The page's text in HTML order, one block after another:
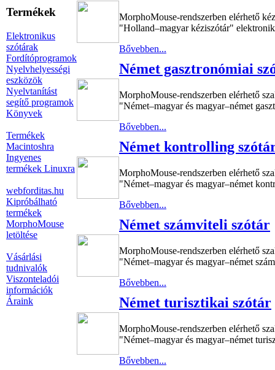
Termékek
Elektronikus
szótárak
Fordítóprogramok
Nyelvhelyességi
eszközök
Nyelvtanítást
segítő programok
Könyvek
Termékek
Macintoshra
Ingyenes
termékek Linuxra
webforditas.hu
Kipróbálható
termékek
MorphoMouse
letöltése
Vásárlási
tudnivalók
Viszonteladói
információk
Áraink
MorphoMouse-rendszerben elérhető
"Holland–magyar kéziszótár"
Bővebben...
Német gasztronómiai
MorphoMouse-rendszerben elérhető
"Német–magyar és magyar–német
Bővebben...
Német kontrolling
MorphoMouse-rendszerben elérhető
"Német–magyar és magyar–német
Bővebben...
Német számviteli szótár
MorphoMouse-rendszerben elérhető
"Német–magyar és magyar–német
Bővebben...
Német turisztikai szótár
MorphoMouse-rendszerben elérhető
"Német–magyar és magyar–német
Bővebben...